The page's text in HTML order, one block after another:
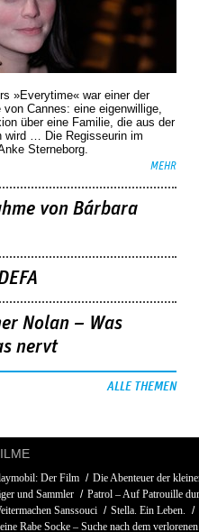
»Everytime« war einer der
Cannes: eine eigenwillige,
über eine ­Familie, die aus der
wird … Die Regisseurin im
Sterneborg.
MEHR
von Bárbara
Nolan – Was
nervt
ALLE THEMEN
Der Film Die Abenteuer der
und Sammler
Patrol – Auf Patrouille
Sanssouci
Stella. Ein Leben.
Rabe Socke – Suche nach dem